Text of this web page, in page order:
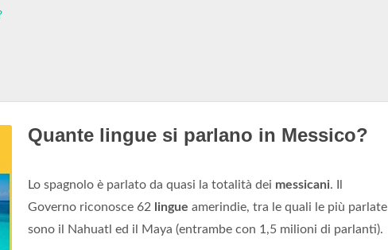
Quante lingue si parlano in Messico?
Lo spagnolo è parlato da quasi la totalità dei messicani. Il
Governo riconosce 62
lingue amerindie, tra le quali le più parlate
sono il Nahuatl ed il Maya (entrambe con 1,5 milioni di parlanti).